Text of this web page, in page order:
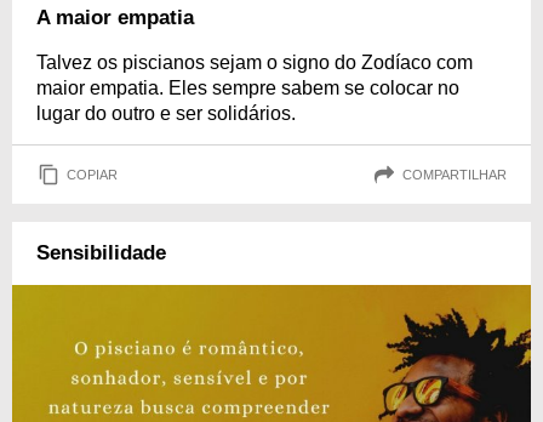
A maior empatia
Talvez os piscianos sejam o signo do Zodíaco com
maior empatia. Eles sempre sabem se colocar no
lugar do outro e ser solidários.
COPIAR COMPARTILHAR
Sensibilidade